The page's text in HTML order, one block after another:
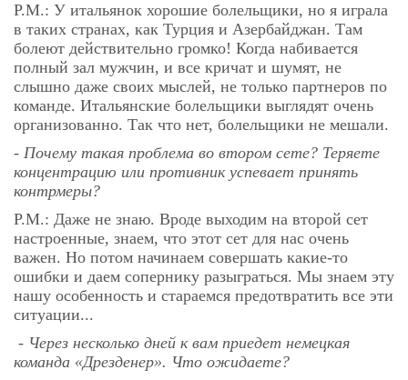
Р.М.: У итальянок хорошие болельщики, но я играла
в таких странах, как Турция и Азербайджан. Там
болеют действительно громко! Когда набивается
полный зал мужчин, и все кричат и шумят, не
слышно даже своих мыслей, не только партнеров по
команде. Итальянские болельщики выглядят очень
организованно. Так что нет, болельщики не мешали.
- Почему такая проблема во втором сете? Теряете
концентрацию или противник успевает принять
контрмеры?
Р.М.: Даже не знаю. Вроде выходим на второй сет
настроенные, знаем, что этот сет для нас очень
важен. Но потом начинаем совершать какие-то
ошибки и даем сопернику разыграться. Мы знаем эту
нашу особенность и стараемся предотвратить все эти
ситуации...
- Через несколько дней к вам приедет немецкая
команда «Дрезденер». Что ожидаете?